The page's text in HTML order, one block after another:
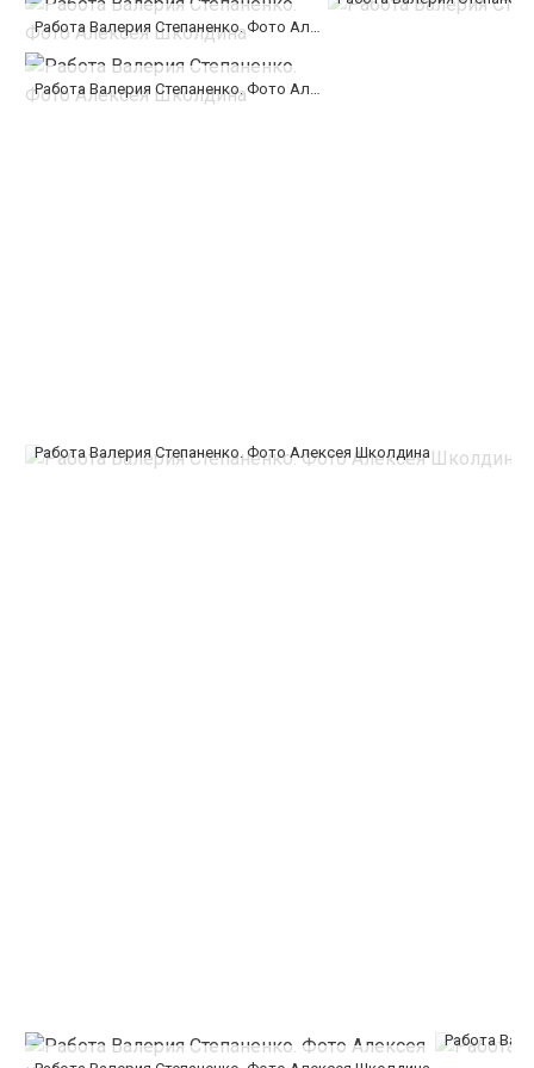
Работа Валерия Степаненко. Фото Алексея Школдина
Работа Валерия Степаненко. Фото Алексея Школдина
Работа Валерия Степаненко. Фото Алексея Школдина
Работа